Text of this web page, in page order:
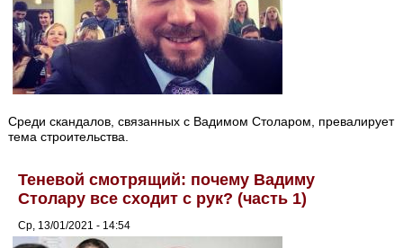
Среди скандалов, связанных с Вадимом Столаром, превалирует
тема строительства.
Теневой смотрящий: почему Вадиму
Столару все сходит с рук? (часть 1)
Ср, 13/01/2021 - 14:54